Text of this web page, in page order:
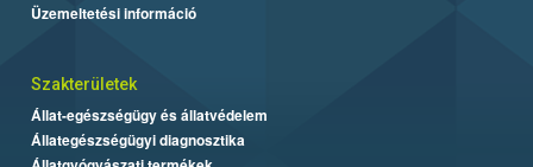
Üzemeltetési információ
Szakterületek
Állat-egészségügy és állatvédelem
Állategészségügyi diagnosztika